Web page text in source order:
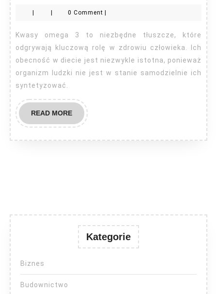
kwasy
omega
3?
0 Comment
Kwasy omega 3 to niezbędne tłuszcze, które
odgrywają kluczową rolę w zdrowiu człowieka. Ich
obecność w diecie jest niezwykle istotna, ponieważ
organizm ludzki nie jest w stanie samodzielnie ich
syntetyzować.
READ MOREREAD
MORE
Kategorie
Biznes
Budownictwo